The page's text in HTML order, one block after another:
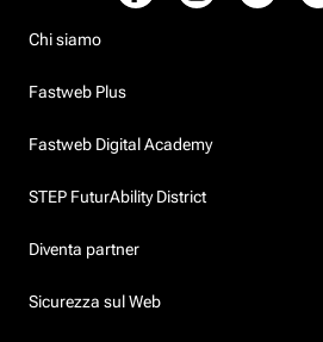
Chi siamo
Fastweb Plus
Fastweb Digital Academy
STEP FuturAbility District
Diventa partner
Sicurezza sul Web